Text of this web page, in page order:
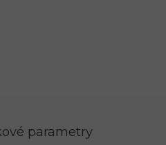
parametry